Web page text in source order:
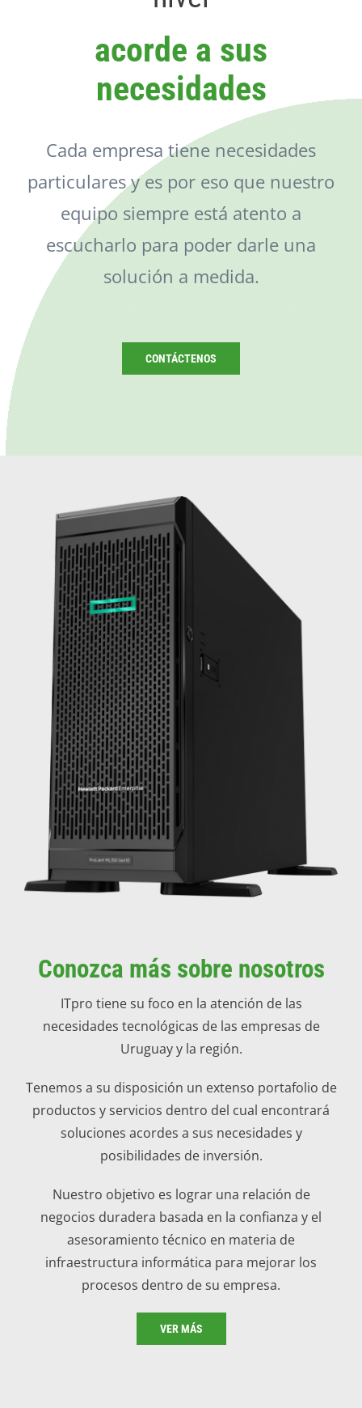
acorde a sus
necesidades
Cada empresa tiene necesidades
particulares y es por eso que nuestro
equipo siempre está atento a
escucharlo para poder darle una
solución a medida.
CONTÁCTENOS
Conozca más sobre nosotros
ITpro tiene su foco en la atención de las
necesidades tecnológicas de las empresas de
Uruguay y la región.
Tenemos a su disposición un extenso portafolio de
productos y servicios dentro del cual encontrará
soluciones acordes a sus necesidades y
posibilidades de inversión.
Nuestro objetivo es lograr una relación de
negocios duradera basada en la confianza y el
asesoramiento técnico en materia de
infraestructura informática para mejorar los
procesos dentro de su empresa.
VER MÁS